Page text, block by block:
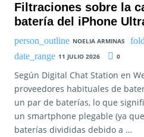
Filtraciones sobre la
batería del iPhone
NOELIA ARMINAS
11 JULIO 2026
0
Según Digital Chat Station en
proveedores habituales de
un par de baterías, lo que
un smartphone plegable (ya
baterías divididas debido a …